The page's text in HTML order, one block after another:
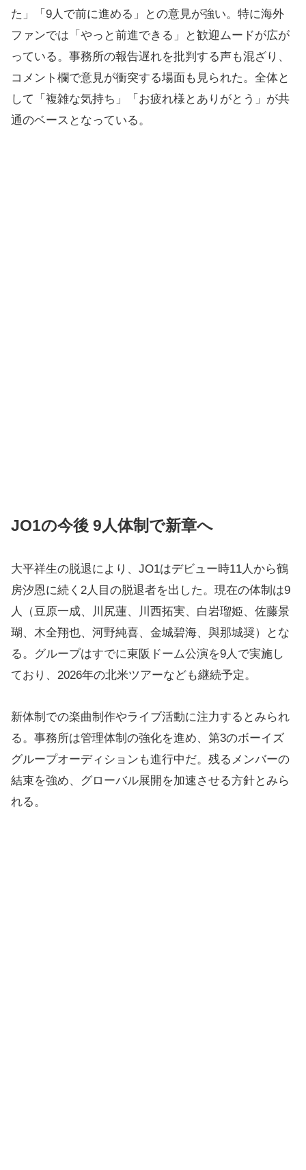
た」「9人で前に進める」との意見が強い。特に海外
ファンでは「やっと前進できる」と歓迎ムードが広が
っている。事務所の報告遅れを批判する声も混ざり、
コメント欄で意見が衝突する場面も見られた。全体と
して「複雑な気持ち」「お疲れ様とありがとう」が共
通のベースとなっている。
JO1の今後 9人体制で新章へ
大平祥生の脱退により、JO1はデビュー時11人から鶴
房汐恩に続く2人目の脱退者を出した。現在の体制は9
人（豆原一成、川尻蓮、川西拓実、白岩瑠姫、佐藤景
瑚、木全翔也、河野純喜、金城碧海、與那城奨）とな
る。グループはすでに東阪ドーム公演を9人で実施し
ており、2026年の北米ツアーなども継続予定。
新体制での楽曲制作やライブ活動に注力するとみられ
る。事務所は管理体制の強化を進め、第3のボーイズ
グループオーディションも進行中だ。残るメンバーの
結束を強め、グローバル展開を加速させる方針とみら
れる。